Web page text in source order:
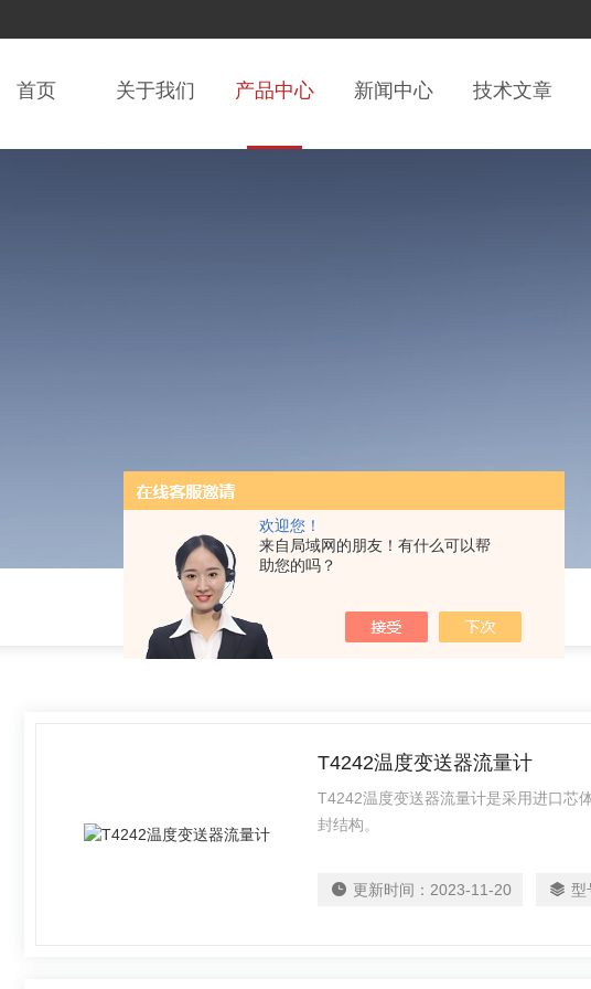
欢迎您！
来自局域网的朋友！有什么可以帮
助您的吗？
首页 关于我们 产品中心 新闻中心 技术文章
T4242温度变送器流量计
T4242温度变送器流量计是采用进口芯
封结构。
更新时间： 2023-11-20 型